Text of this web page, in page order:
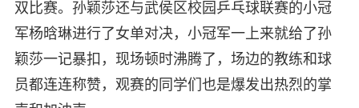
双比赛。孙颖莎还与武侯区校园乒乓球联赛的小冠
军杨晗琳进行了女单对决，小冠军一上来就给了孙
颖莎一记暴扣，现场顿时沸腾了，场边的教练和球
员都连连称赞，观赛的同学们也是爆发出热烈的掌